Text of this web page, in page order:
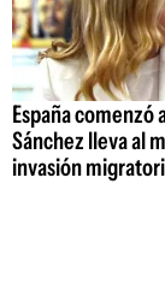
España comenzó
Sánchez lleva al
invasión